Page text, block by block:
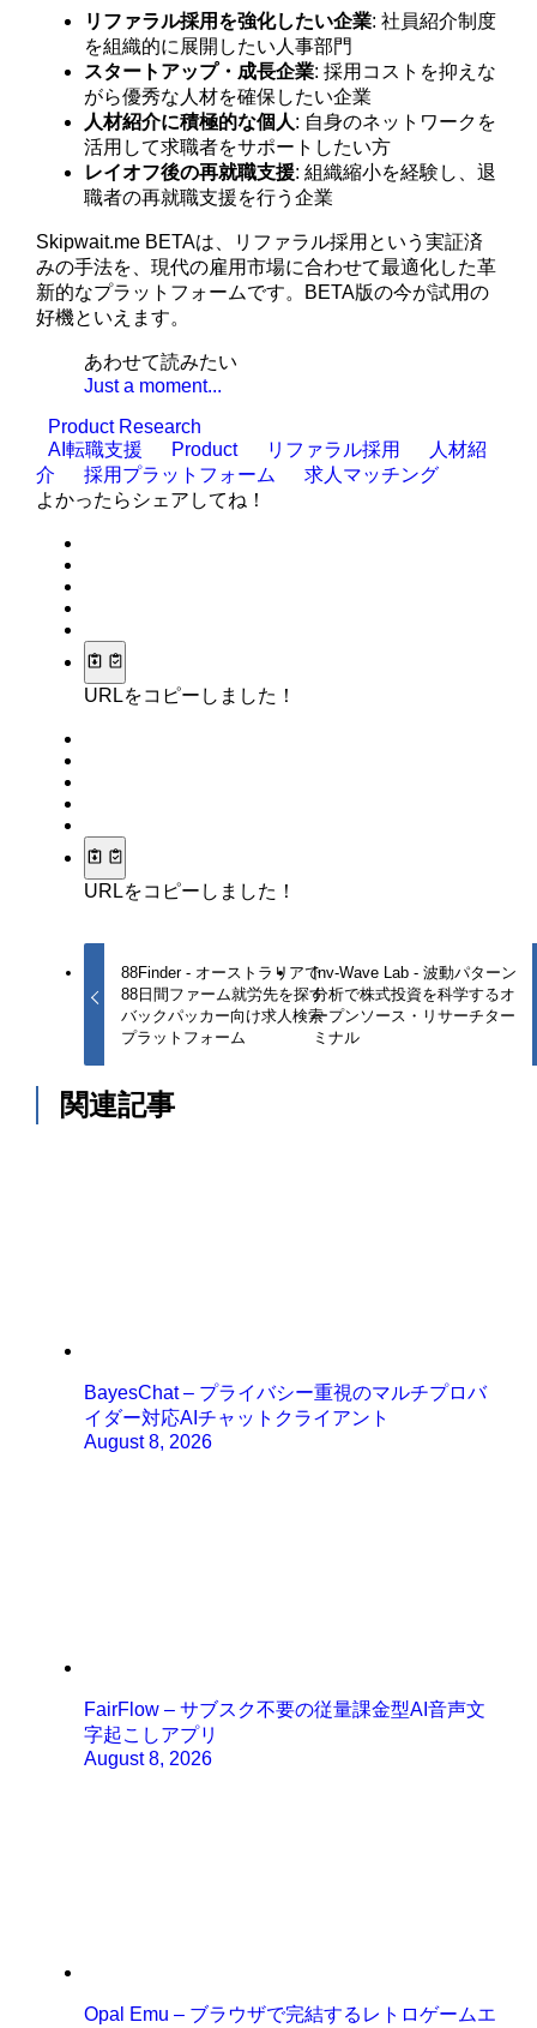
リファラル採用を強化したい企業: 社員紹介制度
を組織的に展開したい人事部門
スタートアップ・成長企業: 採用コストを抑えな
がら優秀な人材を確保したい企業
人材紹介に積極的な個人: 自身のネットワークを
活用して求職者をサポートしたい方
レイオフ後の再就職支援: 組織縮小を経験し、退
職者の再就職支援を行う企業
Skipwait.me BETAは、リファラル採用という実証済
みの手法を、現代の雇用市場に合わせて最適化した革
新的なプラットフォームです。BETA版の今が試用の
好機といえます。
あわせて読みたい
Just a moment...
Product Research
AI転職支援
Product リファラル採用
人材紹
介
採用プラットフォーム
求人マッチング
よかったらシェアしてね！
URLをコピーしました！
URLをコピーしました！
88Finder - オーストラリアで
88日間ファーム就労先を探す
バックパッカー向け求人検索
プラットフォーム
Inv-Wave Lab - 波動パターン
分析で株式投資を科学するオ
ープンソース・リサーチター
ミナル
関連記事
BayesChat – プライバシー重視のマルチプロバ
イダー対応AIチャットクライアント
August 8, 2026
FairFlow – サブスク不要の従量課金型AI音声文
字起こしアプリ
August 8, 2026
Opal Emu – ブラウザで完結するレトロゲームエ